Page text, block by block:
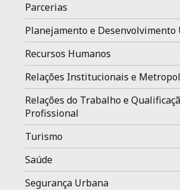
Parcerias
Planejamento e Desenvolvimento
Recursos Humanos
Relações Institucionais e
Relações do Trabalho e
Profissional
Turismo
Saúde
Segurança Urbana